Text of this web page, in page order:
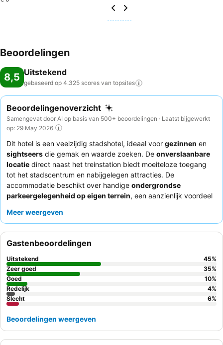
Beoordelingen
8,5 Uitstekend
gebaseerd op 4.325 scores van topsites
Beoordelingenoverzicht
Samengevat door AI op basis van 500+ beoordelingen · Laatst bijgewerkt
op: 29 May 2026
Dit hotel is een veelzijdig stadshotel, ideaal voor gezinnen en
sightseers die gemak en waarde zoeken. De onverslaanbare
locatie direct naast het treinstation biedt moeiteloze toegang
tot het stadscentrum en nabijgelegen attracties. De
accommodatie beschikt over handige ondergrondse
parkeergelegenheid op eigen terrein, een aanzienlijk voordeel
vriendelijke en behulpzame receptie- en restaurantpersoneel
opties, wordt over het algemeen goed beoordeeld vanwege de
verse jus d'orange en gevarieerde selectie. Voor een rustiger
verblijf kunnen gasten overwegen een kamer te vragen die niet
aan de kant van het station ligt.
Meer weergeven
Gastenbeoordelingen
Uitstekend 45%
Zeer goed
35%
Goed
10%
Redelijk
4%
Slecht
6%
Beoordelingen weergeven